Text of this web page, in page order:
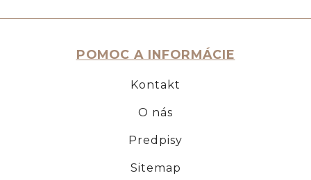
POMOC A INFORMÁCIE
Kontakt
O nás
Predpisy
Sitemap